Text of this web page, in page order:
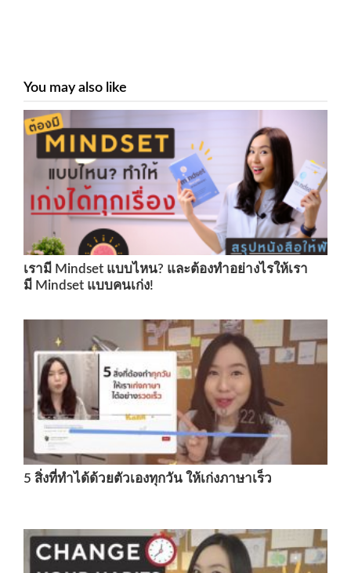
You may also like
เรามี Mindset แบบไหน? และต้องทำอย่างไรให้เรา
มี Mindset แบบคนเก่ง!
5 สิ่งที่ทำได้ด้วยตัวเองทุกวัน ให้เก่งภาษาเร็ว